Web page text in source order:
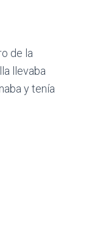
de la
llevaba
y tenía